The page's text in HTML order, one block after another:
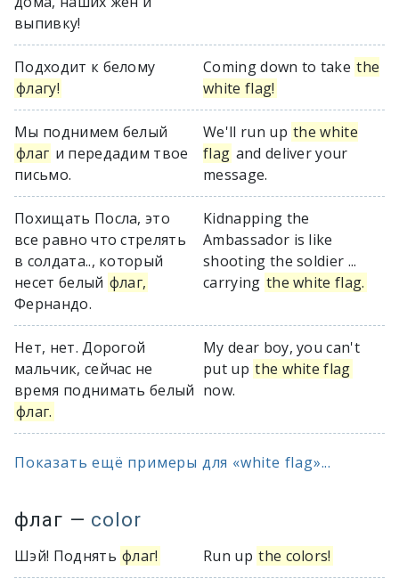
выпивку!
Подходит к белому
флагу!
Coming down to take the
white flag!
Мы поднимем белый
флаг и передадим твое
письмо.
We'll run up the white
flag and deliver your
message.
Похищать Посла, это
все равно что стрелять
в солдата.., который
несет белый флаг,
Фернандо.
Kidnapping the
Ambassador is like
shooting the soldier ...
carrying the white flag.
Нет, нет. Дорогой
мальчик, сейчас не
время поднимать белый
флаг.
My dear boy, you can't
put up the white flag
now.
Показать ещё примеры для «white flag»...
флаг — color
Шэй! Поднять флаг! Run up the colors!